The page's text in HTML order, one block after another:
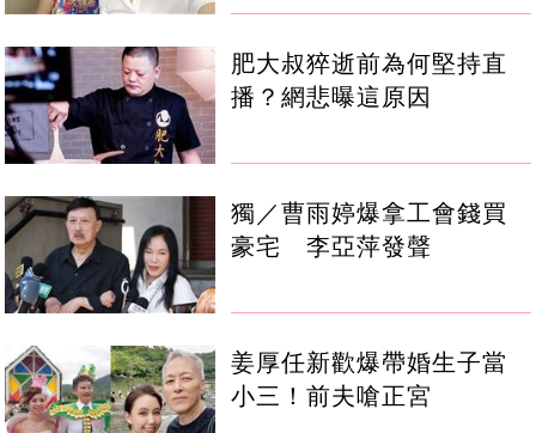
肥大叔猝逝前為何堅持直
播？網悲曝這原因
獨／曹雨婷爆拿工會錢買
豪宅 李亞萍發聲
姜厚任新歡爆帶婚生子當
小三！前夫嗆正宮